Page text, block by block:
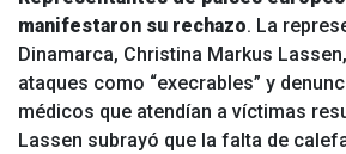
manifestaron su rechazo. La
Dinamarca, Christina Markus
ataques como “execrables” y
médicos que atendían a víctimas
Lassen subrayó que la falta de